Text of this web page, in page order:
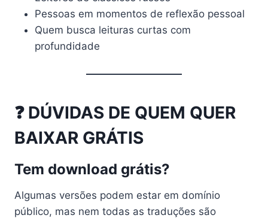
Pessoas em momentos de reflexão pessoal
Quem busca leituras curtas com
profundidade
❓ DÚVIDAS DE QUEM QUER
BAIXAR GRÁTIS
Tem download grátis?
Algumas versões podem estar em domínio
público, mas nem todas as traduções são